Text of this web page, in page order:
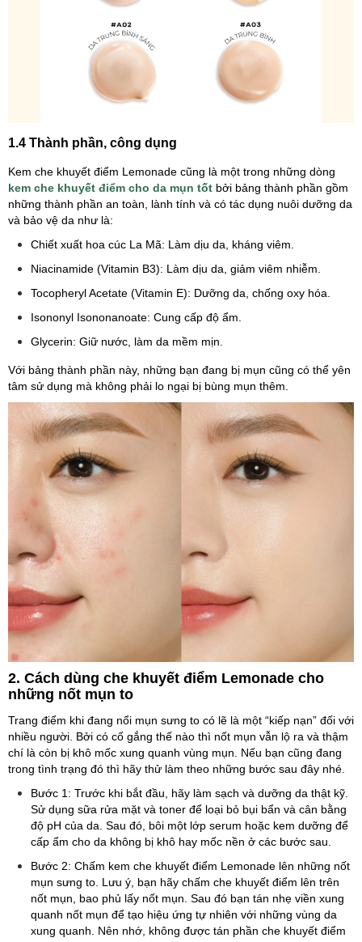
1.4 Thành phần, công dụng
Kem che khuyết điểm Lemonade cũng là một trong những dòng
kem che khuyết điểm cho da mụn tốt bởi bảng thành phần gồm
những thành phần an toàn, lành tính và có tác dụng nuôi dưỡng da
và bảo vệ da như là:
Chiết xuất hoa cúc La Mã: Làm dịu da, kháng viêm.
Niacinamide (Vitamin B3): Làm dịu da, giảm viêm nhiễm.
Tocopheryl Acetate (Vitamin E): Dưỡng da, chống oxy hóa.
Isononyl Isononanoate: Cung cấp độ ẩm.
Glycerin: Giữ nước, làm da mềm mịn.
Với bảng thành phần này, những bạn đang bị mụn cũng có thể yên
tâm sử dụng mà không phải lo ngại bị bùng mụn thêm.
2. Cách dùng che khuyết điểm Lemonade cho
những nốt mụn to
Trang điểm khi đang nổi mụn sưng to có lẽ là một “kiếp nạn” đối với
nhiều người. Bởi có cố gắng thế nào thì nốt mụn vẫn lộ ra và thậm
chí là còn bị khô mốc xung quanh vùng mụn. Nếu bạn cũng đang
trong tình trạng đó thì hãy thử làm theo những bước sau đây nhé.
Bước 1: Trước khi bắt đầu, hãy làm sạch và dưỡng da thật kỹ.
Sử dụng sữa rửa mặt và toner để loại bỏ bụi bẩn và cân bằng
độ pH của da. Sau đó, bôi một lớp serum hoặc kem dưỡng để
cấp ẩm cho da không bị khô hay mốc nền ở các bước sau.
Bước 2: Chấm kem che khuyết điểm Lemonade lên những nốt
mụn sưng to. Lưu ý, bạn hãy chấm che khuyết điểm lên trên
nốt mụn, bao phủ lấy nốt mụn. Sau đó bạn tán nhẹ viền xung
quanh nốt mụn để tạo hiệu ứng tự nhiên với những vùng da
xung quanh. Nên nhớ, không được tán phần che khuyết điểm